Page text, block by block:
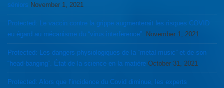
séniors November 1, 2021
Protected: Le vaccin contre la grippe augmenterait les risques COVID
eu égard au mécanisme du “virus interference”. November 1, 2021
Protected: Les dangers physiologiques de la “metal music” et de son
“head-banging”. État de la science en la matière October 31, 2021
Protected: Alors que l’incidence du Covid diminue, les experts